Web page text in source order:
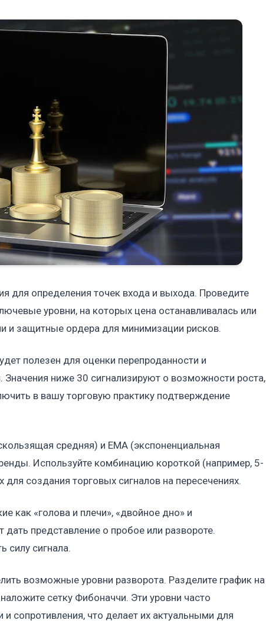
для определения точек входа и выхода. Проведите
уровни, на которых цена останавливалась или
и защитные ордера для минимизации рисков.
полезен для оценки перепроданности и
Значения ниже 30 сигнализируют о возможности роста,
в вашу торговую практику подтверждение
средняя) и EMA (экспоненциальная
Используйте комбинацию короткой (например, 5-
создания торговых сигналов на пересечениях.
как «голова и плечи», «двойное дно» и
дать представление о пробое или развороте.
силу сигнала.
возможные уровни разворота. Разделите график на
сетку Фибоначчи. Эти уровни часто
сопротивления, что делает их актуальными для